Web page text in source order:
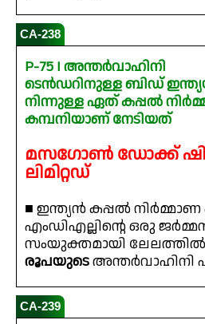
CA-238
P-75 I അന്തർവാഹിനി
ടെൻഡറിനുള്ള ബിഡ്
നിന്നുള്ള ഏത് കപ്പൽ
കമ്പനിയാണ് നേടിയത്
മസഗോൺ ഡോക്ക്
ലിമിറ്റഡ്
■ ഇന്ത്യൻ കപ്പൽ
എംഡിഎല്ലിന്റെ ഒരു
സംയുക്തമായി ലേലത്തിൽ
രൂപയുടെഅന്തർവാഹിനി
CA-239